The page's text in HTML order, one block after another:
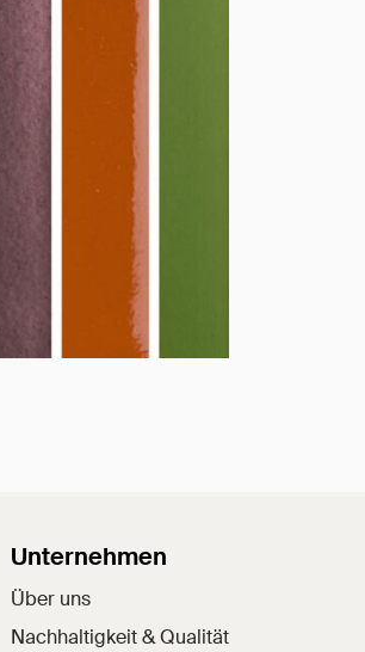
Unternehmen
Über uns
Nachhaltigkeit & Qualität